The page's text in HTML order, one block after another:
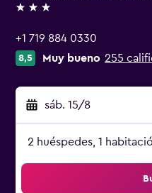
3 estrellas
+1 719 884 0330
8,5 Muy bueno 255
sáb. 15/8
2 huéspedes, 1